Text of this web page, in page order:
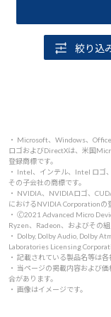
絞り込
・ Microsoft、Windows、
ロゴおよびDirectXは、米国
登録商標です。
・ Intel、インテル、Intel ロゴ
その子会社の商標です。
・ NVIDIA、NVIDIAロゴ、
におけるNVIDIA Corporationの
・ 🄫2021 Advanced Micro
Ryzen、Radeon、およびその
・ Dolby, Dolby Audio, Dolby
Laboratories Licensing
・ 記載されている製品名等は
・ 当ページの掲載内容および
合があります。
・ 画像はイメージです。